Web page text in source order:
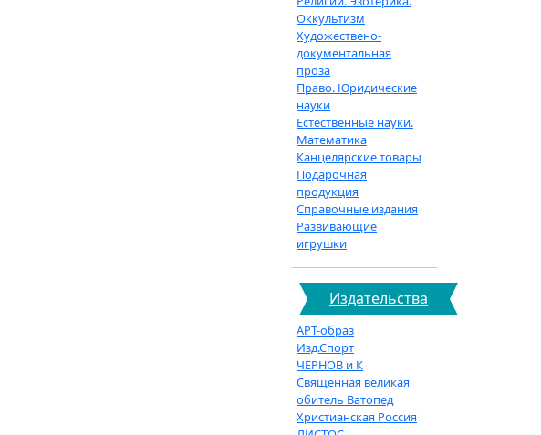
Оккультизм
Художествено-
документальная
проза
Право. Юридические
науки
Естественные науки.
Математика
Канцелярские товары
Подарочная
продукция
Справочные издания
Развивающие
игрушки
Издательства
АРТ-образ
Изд.Спорт
ЧЕРНОВ и К
Священная великая
обитель Ватопед
Христианская Россия